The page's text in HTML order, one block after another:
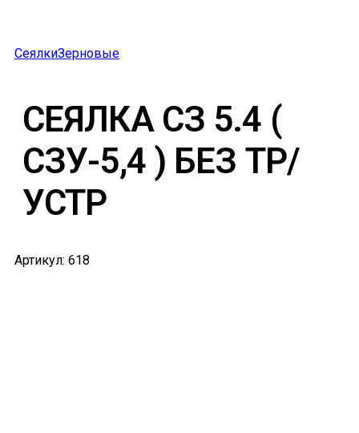
СеялкиЗерновые
СЕЯЛКА СЗ 5.4 (
СЗУ-5,4 ) БЕЗ ТР/
УСТР
Артикул: 618